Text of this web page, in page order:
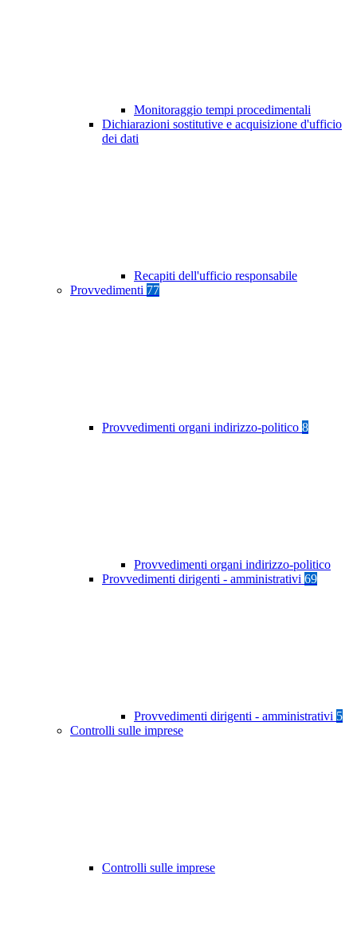
Monitoraggio tempi procedimentali
Dichiarazioni sostitutive e acquisizione d'ufficio
dei dati
Recapiti dell'ufficio responsabile
Provvedimenti 77
Provvedimenti organi indirizzo-politico 8
Provvedimenti organi indirizzo-politico
Provvedimenti dirigenti - amministrativi 69
Provvedimenti dirigenti - amministrativi 5
Controlli sulle imprese
Controlli sulle imprese